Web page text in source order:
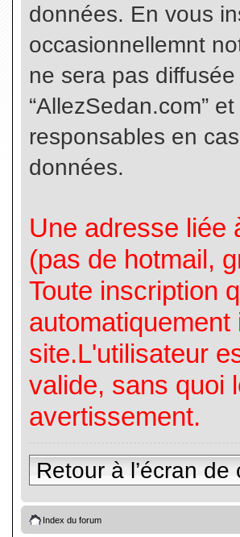
données. En vous
occasionnellemnt
ne sera pas
“AllezSedan.com”
responsables en
données.
Une adresse liée
(pas de hotmail,
Toute inscription
site.L'utilisateur
valide, sans quoi
avertissement.
Retour à l’écran de
Index du forum